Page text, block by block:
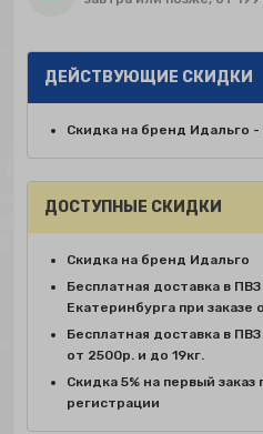
ДЕЙСТВУЮЩИЕ СКИДКИ
Скидка на бренд Идальго -
ДОСТУПНЫЕ СКИДКИ
Скидка на бренд Идальго
Бесплатная доставка в
Екатеринбурга при заказе
Бесплатная доставка в
от 2500р. и до 19кг.
Скидка 5% на первый заказ
регистрации